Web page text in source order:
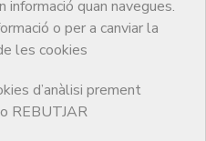
informació quan navegues.
o per a canviar la
les cookies
d’anàlisi prement
REBUTJAR